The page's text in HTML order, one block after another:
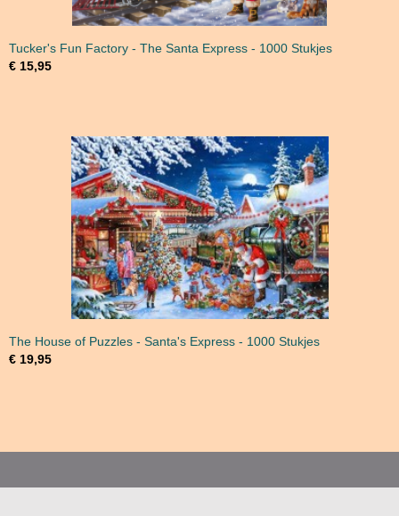
Tucker's Fun Factory - The Santa Express - 1000 Stukjes
€ 15,95
The House of Puzzles - Santa's Express - 1000 Stukjes
€ 19,95